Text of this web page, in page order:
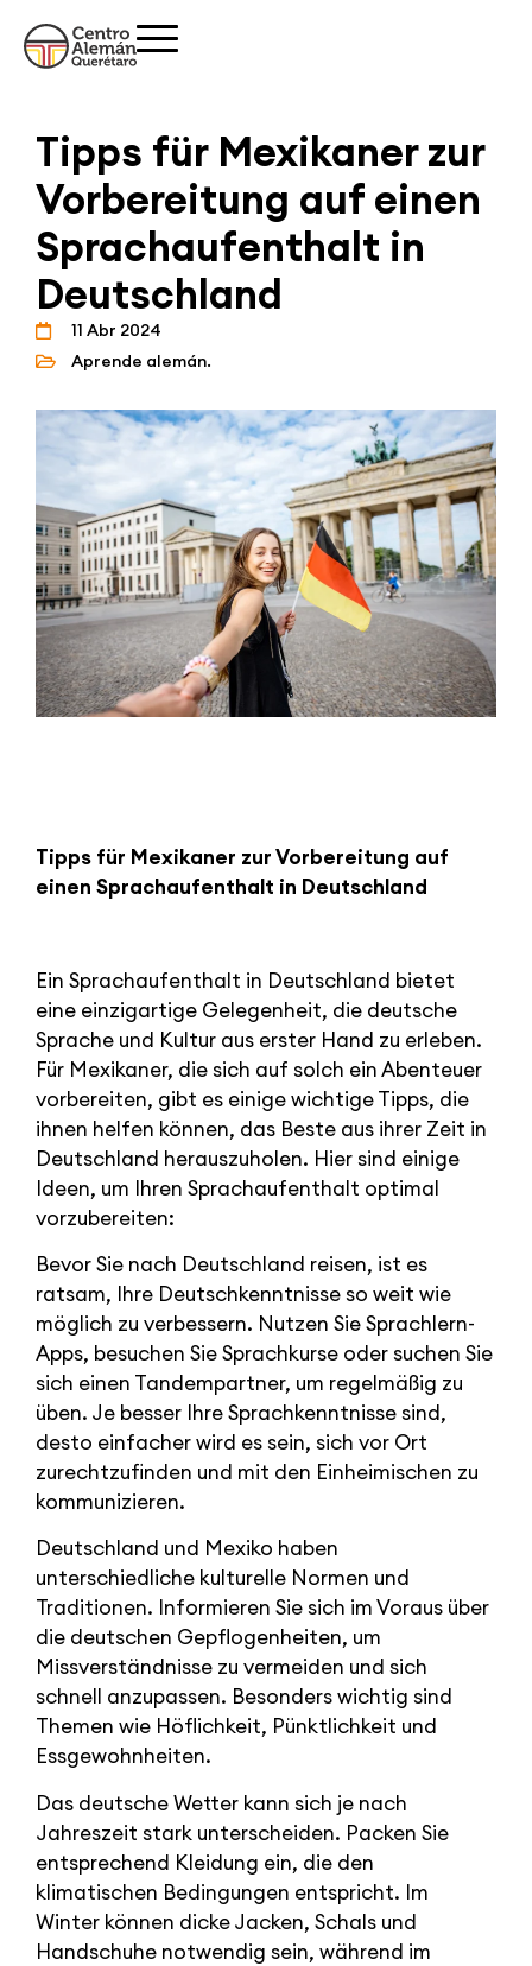
Tipps für Mexikaner zur
Vorbereitung auf einen
Sprachaufenthalt in
Deutschland
11 Abr 2024
Aprende alemán.
Tipps für Mexikaner zur Vorbereitung auf
einen Sprachaufenthalt in Deutschland
Ein Sprachaufenthalt in Deutschland bietet
eine einzigartige Gelegenheit, die deutsche
Sprache und Kultur aus erster Hand zu erleben.
Für Mexikaner, die sich auf solch ein Abenteuer
vorbereiten, gibt es einige wichtige Tipps, die
ihnen helfen können, das Beste aus ihrer Zeit in
Deutschland herauszuholen. Hier sind einige
Ideen, um Ihren Sprachaufenthalt optimal
vorzubereiten:
Bevor Sie nach Deutschland reisen, ist es
ratsam, Ihre Deutschkenntnisse so weit wie
möglich zu verbessern. Nutzen Sie Sprachlern-
Apps, besuchen Sie Sprachkurse oder suchen Sie
sich einen Tandempartner, um regelmäßig zu
üben. Je besser Ihre Sprachkenntnisse sind,
desto einfacher wird es sein, sich vor Ort
zurechtzufinden und mit den Einheimischen zu
kommunizieren.
Deutschland und Mexiko haben
unterschiedliche kulturelle Normen und
Traditionen. Informieren Sie sich im Voraus über
die deutschen Gepflogenheiten, um
Missverständnisse zu vermeiden und sich
schnell anzupassen. Besonders wichtig sind
Themen wie Höflichkeit, Pünktlichkeit und
Essgewohnheiten.
Das deutsche Wetter kann sich je nach
Jahreszeit stark unterscheiden. Packen Sie
entsprechend Kleidung ein, die den
klimatischen Bedingungen entspricht. Im
Winter können dicke Jacken, Schals und
Handschuhe notwendig sein, während im